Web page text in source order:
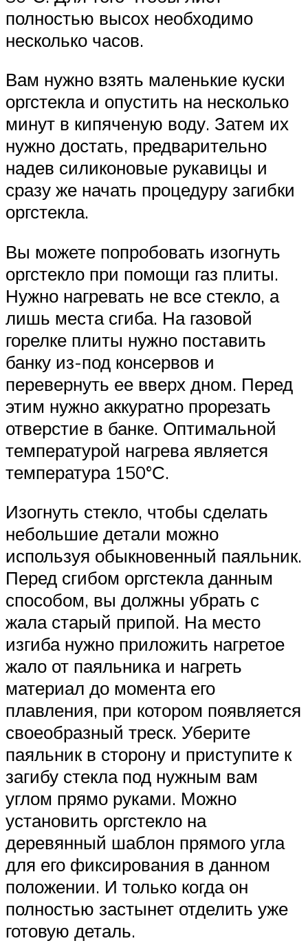
полностью высох необходимо
несколько часов.
Вам нужно взять маленькие куски
оргстекла и опустить на несколько
минут в кипяченую воду. Затем их
нужно достать, предварительно
надев силиконовые рукавицы и
сразу же начать процедуру загибки
оргстекла.
Вы можете попробовать изогнуть
оргстекло при помощи газ плиты.
Нужно нагревать не все стекло, а
лишь места сгиба. На газовой
горелке плиты нужно поставить
банку из-под консервов и
перевернуть ее вверх дном. Перед
этим нужно аккуратно прорезать
отверстие в банке. Оптимальной
температурой нагрева является
температура 150°С.
Изогнуть стекло, чтобы сделать
небольшие детали можно
используя обыкновенный паяльник.
Перед сгибом оргстекла данным
способом, вы должны убрать с
жала старый припой. На место
изгиба нужно приложить нагретое
жало от паяльника и нагреть
материал до момента его
плавления, при котором появляется
своеобразный треск. Уберите
паяльник в сторону и приступите к
загибу стекла под нужным вам
углом прямо руками. Можно
установить оргстекло на
деревянный шаблон прямого угла
для его фиксирования в данном
положении. И только когда он
полностью застынет отделить уже
готовую деталь.